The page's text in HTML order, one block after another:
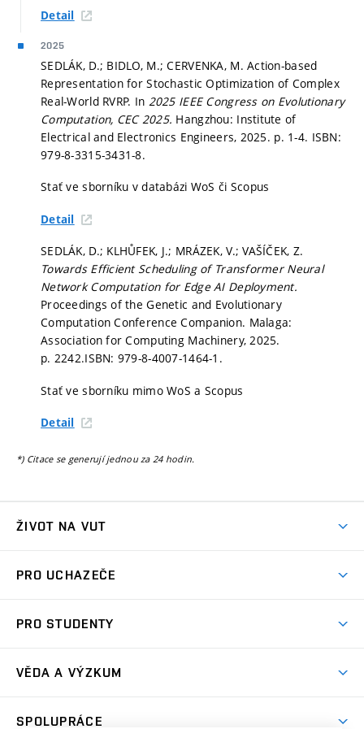
Detail
2025
SEDLÁK, D.; BIDLO, M.; CERVENKA, M. Action-based
Representation for Stochastic Optimization of Complex
Real-World RVRP. In 2025 IEEE Congress on Evolutionary
Computation, CEC 2025. Hangzhou: Institute of
Electrical and Electronics Engineers, 2025. p. 1-4. ISBN:
979-8-3315-3431-8.
Stať ve sborníku v databázi WoS či Scopus
Detail
SEDLÁK, D.; KLHŮFEK, J.; MRÁZEK, V.; VAŠÍČEK, Z.
Towards Efficient Scheduling of Transformer Neural
Network Computation for Edge AI Deployment.
Proceedings of the Genetic and Evolutionary
Computation Conference Companion. Malaga:
Association for Computing Machinery, 2025.
p. 2242.ISBN: 979-8-4007-1464-1.
Stať ve sborníku mimo WoS a Scopus
Detail
*) Citace se generují jednou za 24 hodin.
ŽIVOT NA VUT
Koleje
Sport na VUT
PRO UCHAZEČE
Dny otevřených dveří
Celoživotní vzdělávání
PRO STUDENTY
Harmonogram akademického roku
Zpracování osobních údajů studentů
Sociální bezpečí
VĚDA A VÝZKUM
SPOLUPRÁCE